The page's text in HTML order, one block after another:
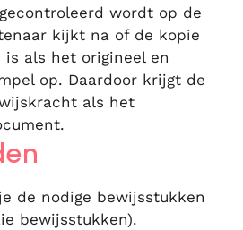
wordt op de
kijkt na of de kopie
als het origineel en
op. Daardoor krijgt de
als het
de nodige bewijsstukken
bewijsstukken).